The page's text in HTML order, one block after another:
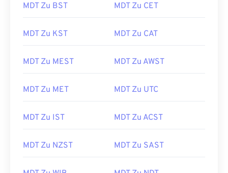
MDT Zu BST MDT Zu CET
MDT Zu KST MDT Zu CAT
MDT Zu MEST MDT Zu AWST
MDT Zu MET MDT Zu UTC
MDT Zu IST MDT Zu ACST
MDT Zu NZST MDT Zu SAST